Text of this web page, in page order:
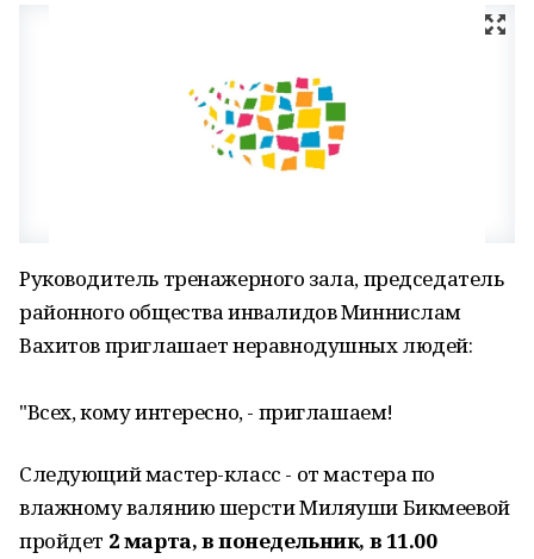
Руководитель тренажерного зала, председатель
районного общества инвалидов Миннислам
Вахитов приглашает неравнодушных людей:
"Всех, кому интересно, - приглашаем!
Следующий мастер-класс - от мастера по
влажному валянию шерсти Миляуши Бикмеевой
пройдет 2 марта, в понедельник, в 11.00